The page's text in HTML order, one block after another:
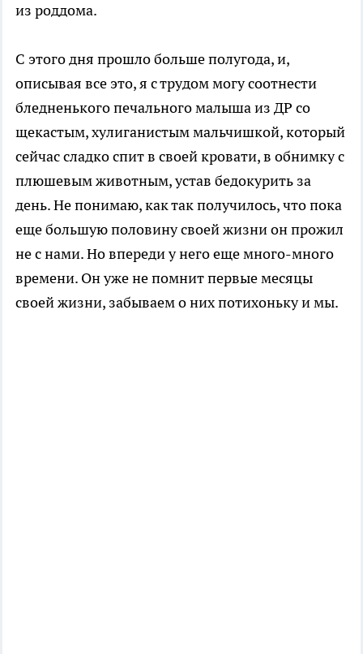
из роддома.
С этого дня прошло больше полугода, и,
описывая все это, я с трудом могу соотнести
бледненького печального малыша из ДР со
щекастым, хулиганистым мальчишкой, который
сейчас сладко спит в своей кровати, в обнимку с
плюшевым животным, устав бедокурить за
день. Не понимаю, как так получилось, что пока
еще большую половину своей жизни он прожил
не с нами. Но впереди у него еще много-много
времени. Он уже не помнит первые месяцы
своей жизни, забываем о них потихоньку и мы.